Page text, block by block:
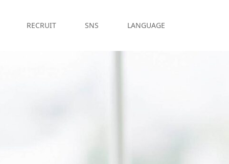
RECRUIT SNS LANGUAGE